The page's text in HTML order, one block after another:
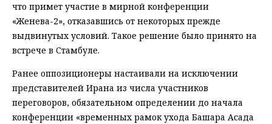
что примет участие в мирной конференции
«Женева-2», отказавшись от некоторых прежде
выдвинутых условий. Такое решение было принято на
встрече в Стамбуле.
Ранее оппозиционеры настаивали на исключении
представителей Ирана из числа участников
переговоров, обязательном определении до начала
конференции «временных рамок ухода Башара Асада